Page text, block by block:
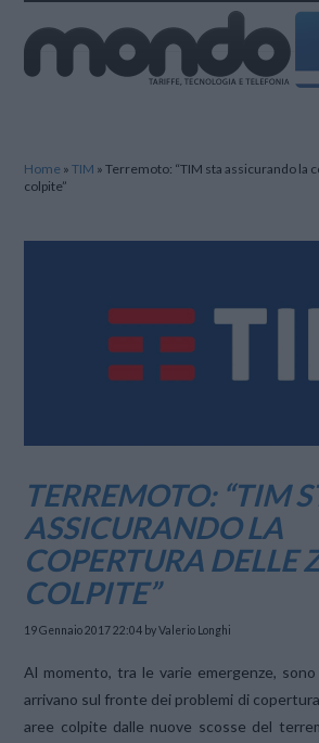
Home »TIM »Terremoto: “TIM sta assicurando la
colpite”
TERREMOTO: “TIM
ASSICURANDO LA
COPERTURA DELLE
COLPITE”
19 Gennaio 2017 22:04 by Valerio Longhi
Al momento, tra le varie emergenze,
arrivano sul fronte dei problemi di
aree colpite dalle nuove scosse del